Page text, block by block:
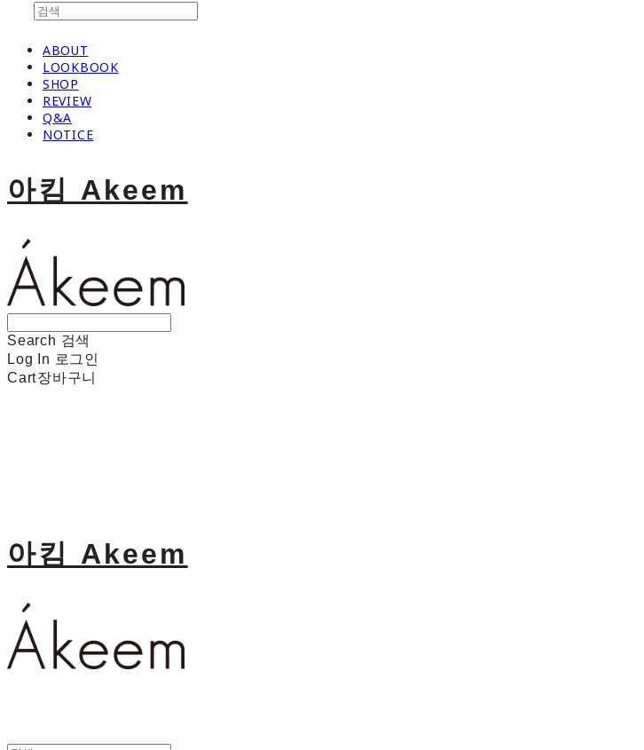
ABOUT
LOOKBOOK
SHOP
REVIEW
Q&A
NOTICE
아킴 Akeem
Search 검색
Log In 로그인
Cart장바구니
아킴 Akeem